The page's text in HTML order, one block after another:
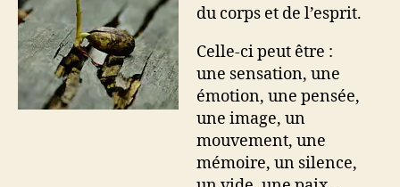
du corps et de l’esprit.
Celle-ci peut être :
une sensation, une
émotion, une pensée,
une image, un
mouvement, une
mémoire, un silence,